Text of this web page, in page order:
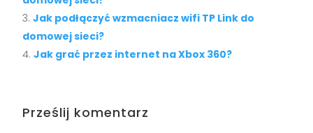
Jak podłączyć wzmacniacz wifi TP Link do
domowej sieci?
Jak grać przez internet na Xbox 360?
Prześlij komentarz